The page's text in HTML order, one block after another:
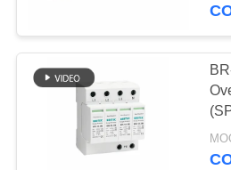
T1+T2
Remb+c